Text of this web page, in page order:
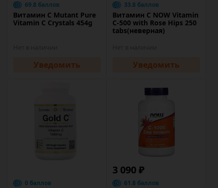
69.8 баллов
Витамин C Mutant Pure
Vitamin C Crystals 454g
Уведомить
33.8 баллов
Витамин C NOW Vitamin
C-500 with Rose Hips 250
tabs(неверная)
Уведомить
0 баллов
3 090 ₽
61.8 баллов